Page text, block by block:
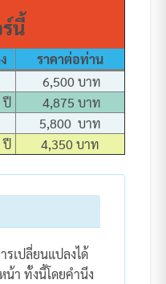
นี้
ราคาต่อท่าน
6,500 บาท
ปี
4,875 บาท
5,800 บาท
ปี
4,350 บาท
รเปลี่ยนแปลงได้
น้า ทั้งนี้โดยคำนึง